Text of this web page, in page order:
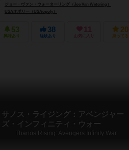
ジョー・ヴァン・ウォーターリング（Joe Van Wetering）
USAオポリー（USAopoly）
53
興味あり
38
経験あり
11
お気に入り
20
持ってる
サノス・ライジング：アベンジャー
ズ・インフィニティ・ウォー
Thanos Rising: Avengers Infinity War